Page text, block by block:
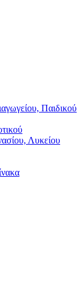
Παιδικού
Λυκείου